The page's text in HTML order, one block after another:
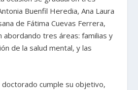
Buenfil Heredia, Ana Laura
de Fátima Cuevas Ferrera,
abordando tres áreas: familias y
de la salud mental, y las
doctorado cumple su objetivo,